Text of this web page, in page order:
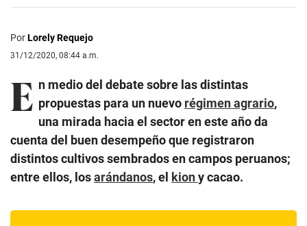
PorLorely Requejo
31/12/2020, 08:44 a.m.
E n medio del debate sobre las distintas
propuestas para un nuevo régimen agrario,
una mirada hacia el sector en este año da
cuenta del buen desempeño que registraron
distintos cultivos sembrados en campos peruanos;
entre ellos, losarándanos, el kiony cacao.